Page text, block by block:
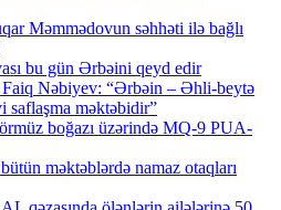
Məmmədovun səhhəti ilə bağlı
bu gün Ərbəini qeyd edir
Faiq Nəbiyev: “Ərbəin – Əhli-beytə
saflaşma məktəbidir”
boğazı üzərində MQ-9 PUA-
məktəblərdə namaz otaqları